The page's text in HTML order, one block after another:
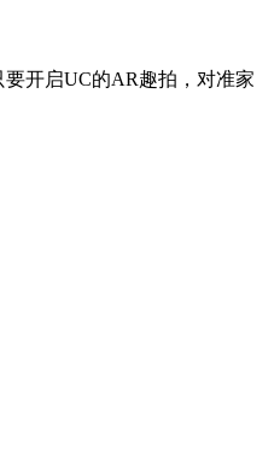
开启UC的AR趣拍，对准家